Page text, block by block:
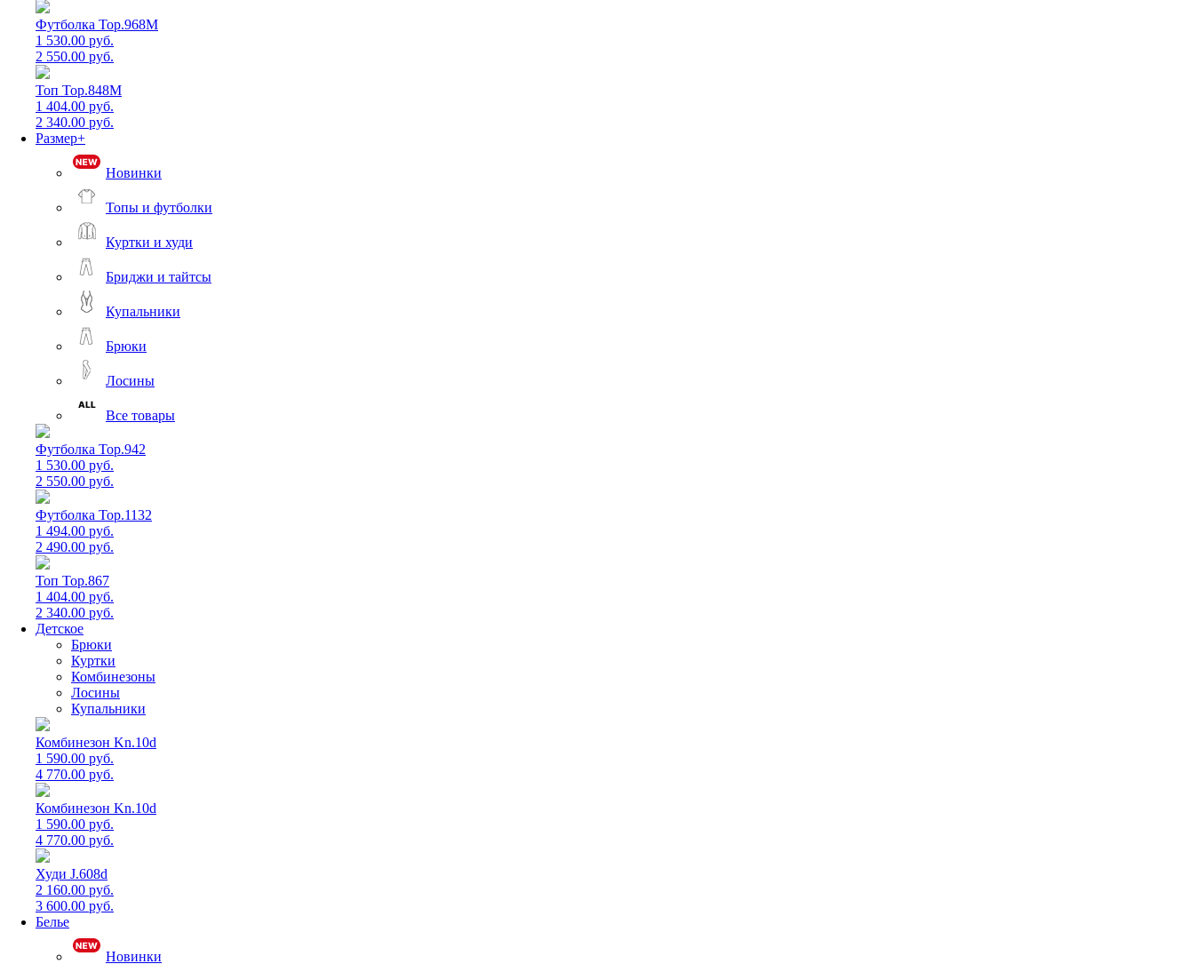
Футболка Top.968M
1 530.00 руб.
2 550.00 руб.
Топ Top.848M
1 404.00 руб.
2 340.00 руб.
Размер+
Новинки
Топы и футболки
Куртки и худи
Бриджи и тайтсы
Купальники
Брюки
Лосины
Все товары
Футболка Top.942
1 530.00 руб.
2 550.00 руб.
Футболка Top.1132
1 494.00 руб.
2 490.00 руб.
Топ Top.867
1 404.00 руб.
2 340.00 руб.
Детское
Брюки
Куртки
Комбинезоны
Лосины
Купальники
Комбинезон Kn.10d
1 590.00 руб.
4 770.00 руб.
Комбинезон Kn.10d
1 590.00 руб.
4 770.00 руб.
Худи J.608d
2 160.00 руб.
3 600.00 руб.
Белье
Новинки